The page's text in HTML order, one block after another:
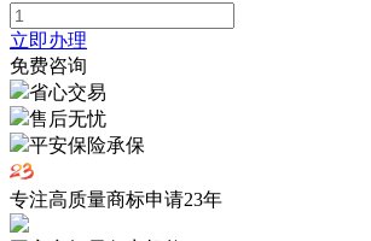
立即办理
免费咨询
省心交易
售后无忧
平安保险承保
专注高质量商标申请23年